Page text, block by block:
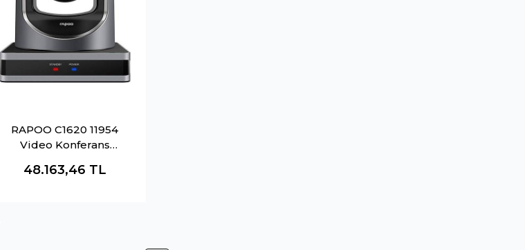
RAPOO C1620 11954
Video Konferans
48.163,46 TL